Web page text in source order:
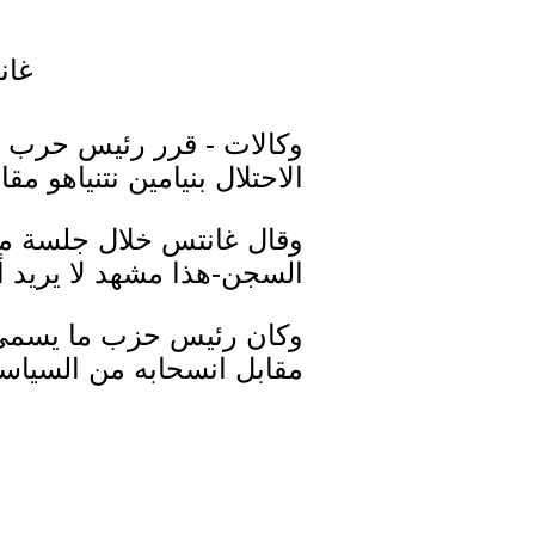
وكالات - قرر رئيس حرب
الاحتلال بنيامين
وقال غانتس خلال جلسة
السجن-هذا مشهد لا
وكان رئيس حزب ما يسمى
مقابل انسحابه من